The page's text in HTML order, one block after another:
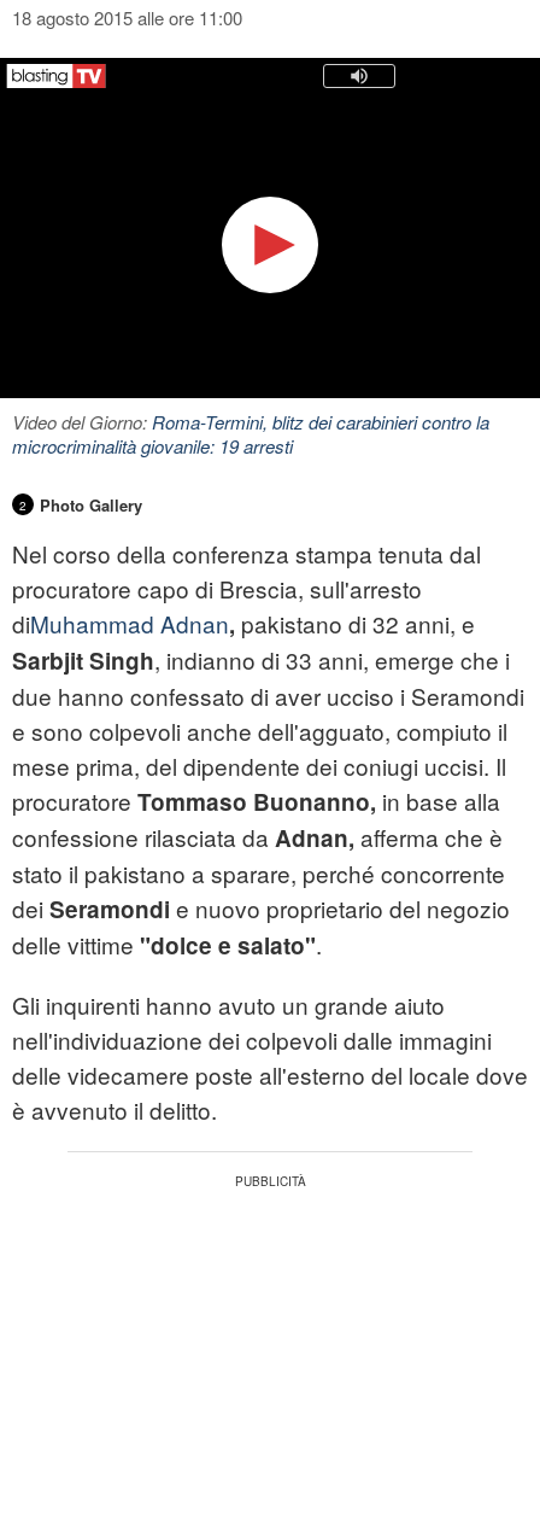
18 agosto 2015 alle ore 11:00
Video del Giorno:Roma-Termini, blitz dei carabinieri contro la
microcriminalità giovanile: 19 arresti
2 Photo Gallery
Nel corso della conferenza stampa tenuta dal
procuratore capo di Brescia, sull'arresto
diMuhammad Adnan, pakistano di 32 anni, e
SarbjitSingh, indianno di 33 anni, emerge che i
due hanno confessato di aver ucciso i Seramondi
e sono colpevoli anche dell'agguato, compiuto il
mese prima, del dipendente dei coniugi uccisi. Il
procuratore Tommaso Buonanno, in base alla
confessione rilasciata da Adnan, afferma che è
stato il pakistano a sparare, perché concorrente
dei Seramondi e nuovo proprietario del negozio
delle vittime "dolce e salato".
Gli inquirenti hanno avuto un grande aiuto
nell'individuazione dei colpevoli dalle immagini
delle videcamere poste all'esterno del locale dove
è avvenuto il delitto.